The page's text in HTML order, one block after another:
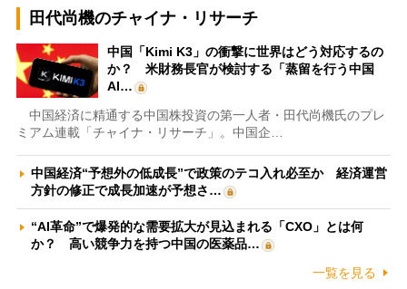
田代尚機のチャイナ・リサーチ
中国「Kimi K3」の衝撃に世界はどう対応するの
か？ 米財務長官が検討する「蒸留を行う中国
AI…
中国経済に精通する中国株投資の第一人者・田代尚機氏のプレ
ミアム連載「チャイナ・リサーチ」。中国企…
中国経済“予想外の低成長”で政策のテコ入れ必至か 経済運営
方針の修正で成長加速が予想さ…
“AI革命”で爆発的な需要拡大が見込まれる「CXO」とは何
か？ 高い競争力を持つ中国の医薬品…
一覧を見る